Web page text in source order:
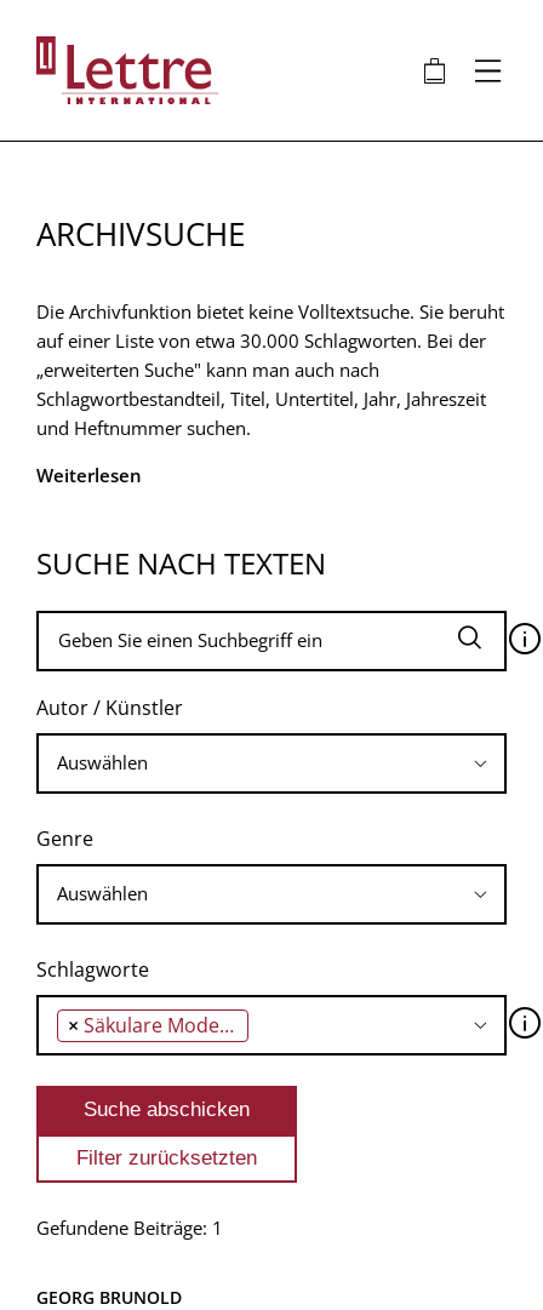
Inhalt
🛍 ⋮
ARCHIVSUCHE
Die Archivfunktion bietet keine Volltextsuche. Sie beruht
auf einer Liste von etwa 30.000 Schlagworten. Bei der
„erweiterten Suche" kann man auch nach
Schlagwortbestandteil, Titel, Untertitel, Jahr, Jahreszeit
und Heftnummer suchen.
Weiterlesen
SUCHE NACH TEXTEN
🛈
Autor / Künstler
Genre
Schlagworte
× Säkulare Modernisierung 🛈
Gefundene Beiträge: 1
GEORG BRUNOLD